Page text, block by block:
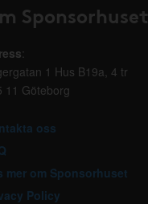
Sponsorhuset
:
1 Hus B19a, 4 tr
11 Göteborg
oss
mer om Sponsorhuset
Policy